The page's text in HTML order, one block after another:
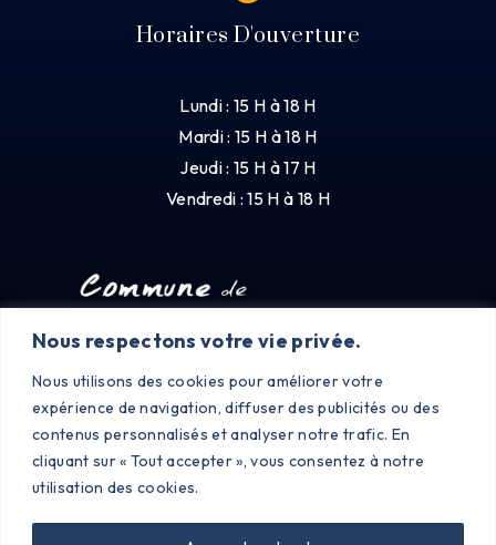
Nous respectons votre vie privée.
Nous utilisons des cookies pour améliorer votre
expérience de navigation, diffuser des publicités ou des
contenus personnalisés et analyser notre trafic. En
cliquant sur « Tout accepter », vous consentez à notre
utilisation des cookies.
Horaires D'ouverture
Lundi : 15 H à 18 H
Mardi : 15 H à 18 H
Jeudi : 15 H à 17 H
Vendredi : 15 H à 18 H